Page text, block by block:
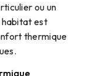
ou un
habitat est
thermique